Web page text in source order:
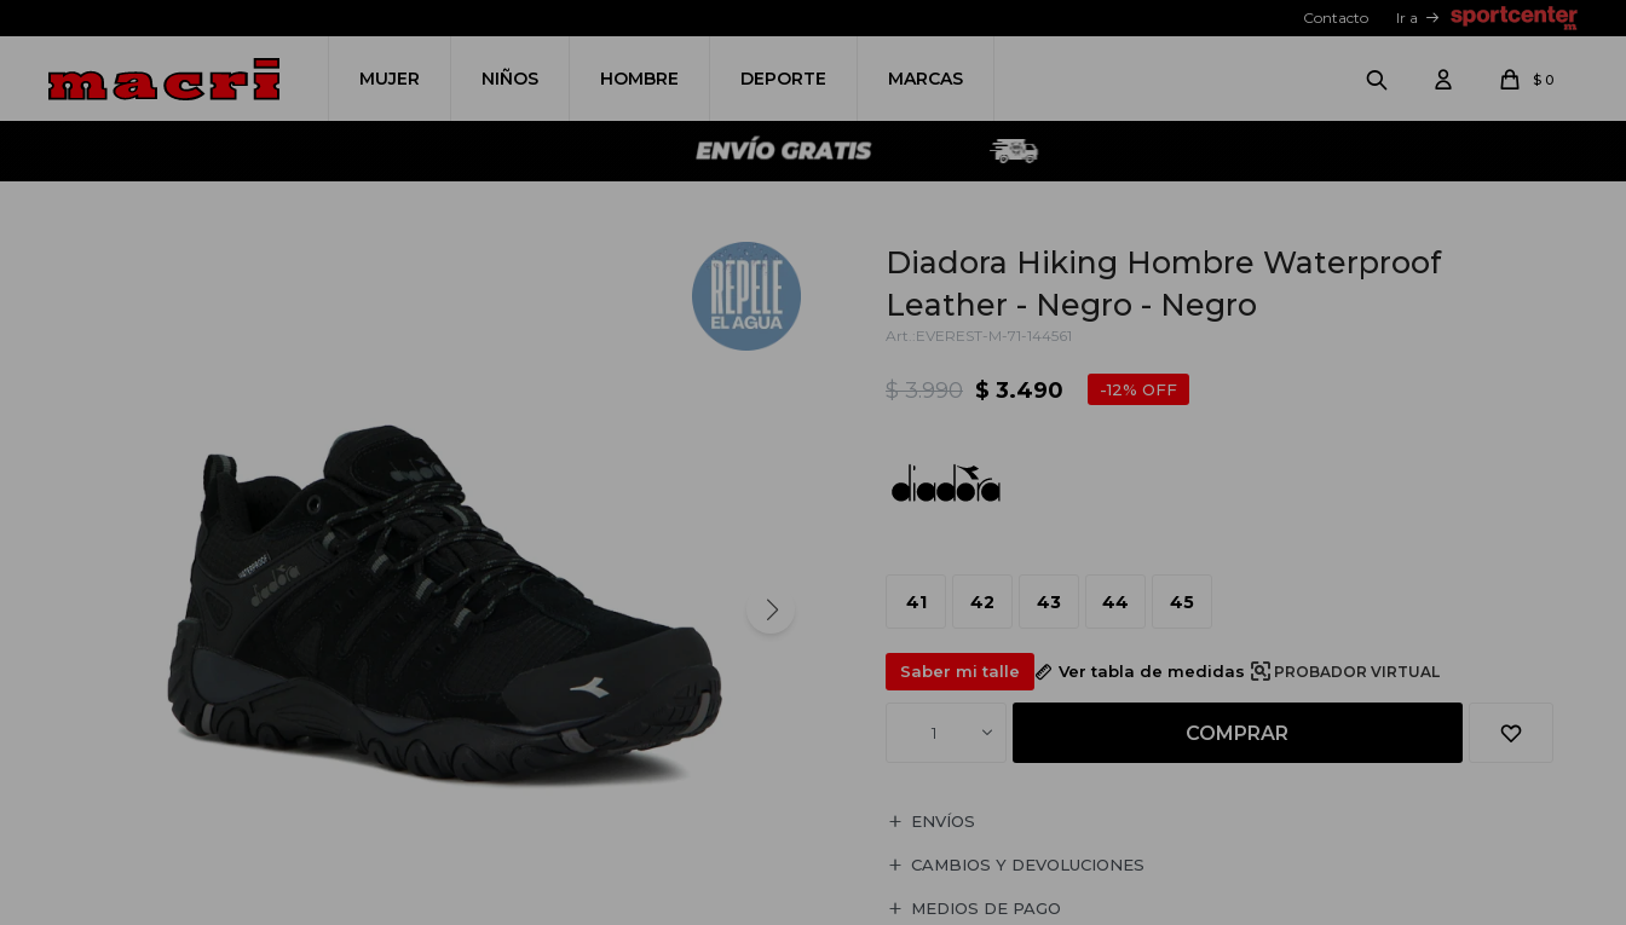
MUJER NIÑOS HOMBRE DEPORTE MARCAS $ 0
Contacto Ir a
Diadora Hiking Hombre Waterproof
Leather - Negro - Negro
EVEREST-M-71-144561
$ 3.490
$ 3.990 12
41 42 43 44 45
Saber mi talle Ver tabla de medidas PROBADOR VIRTUAL
1 COMPRAR
ENVÍOS
CAMBIOS Y DEVOLUCIONES
MEDIOS DE PAGO